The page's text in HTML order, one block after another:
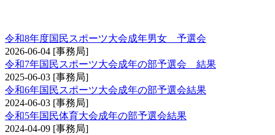
令和8年度国民スポーツ大会成年男女 予選会
2026-06-04 [事務局]
令和7年国民スポーツ大会成年の部予選会 結果
2025-06-03 [事務局]
令和6年国民スポーツ大会成年の部予選会結果
2024-06-03 [事務局]
令和5年国民体育大会成年の部予選会結果
2024-04-09 [事務局]